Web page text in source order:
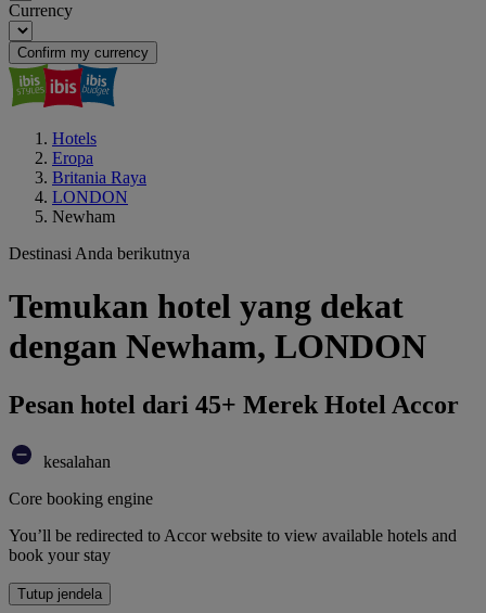
Currency
Confirm my currency
Hotels
Eropa
Britania Raya
LONDON
Newham
Destinasi Anda berikutnya
Temukan hotel yang dekat
dengan Newham, LONDON
Pesan hotel dari 45+ Merek Hotel Accor
kesalahan
Core booking engine
You’ll be redirected to Accor website to view available hotels and
book your stay
Tutup jendela